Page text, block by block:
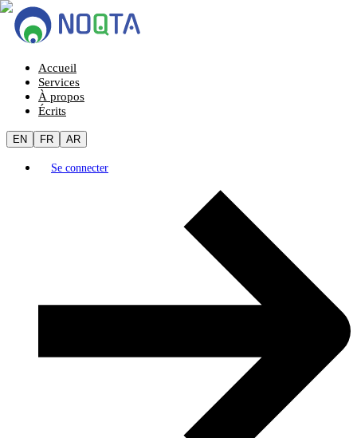
Accueil
Services
À propos
Écrits
EN FR AR
Se connecter